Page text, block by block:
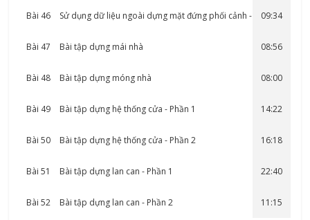
Bài 46 Sử dụng dữ liệu ngoài dựng mặt đứng phối cảnh - Phần 2
09:34
Bài 47 Bài tập dựng mái nhà 08:56
Bài 48 Bài tập dựng móng nhà 08:00
Bài 49 Bài tập dựng hệ thống cửa - Phần 1 14:22
Bài 50 Bài tập dựng hệ thống cửa - Phần 2 16:18
Bài 51 Bài tập dựng lan can - Phần 1 22:40
Bài 52 Bài tập dựng lan can - Phần 2 11:15